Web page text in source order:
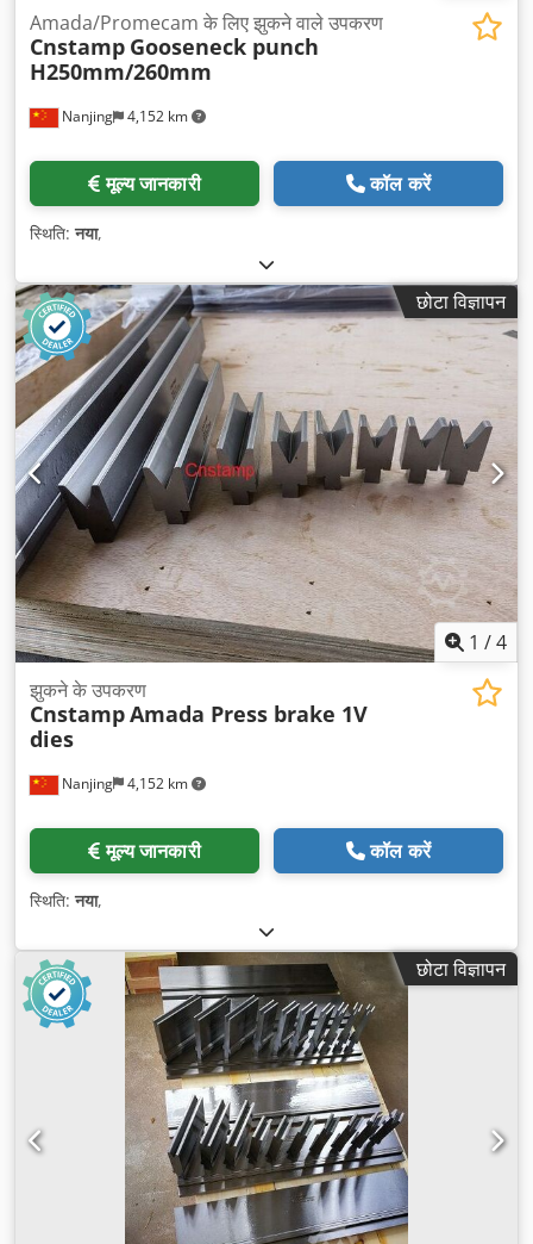
Nanjing 4,152 km
Amada/Promecam के लिए झुकने वाले उपकरण
Cnstamp Gooseneck punch
H250mm/260mm
मूल्य जानकारी कॉल करें
स्थिति:नया,
छोटा विज्ञापन
1 /4
Nanjing 4,152 km
झुकने के उपकरण
CnstampAmada Press brake 1V
dies
मूल्य जानकारी कॉल करें
स्थिति:नया,
छोटा विज्ञापन